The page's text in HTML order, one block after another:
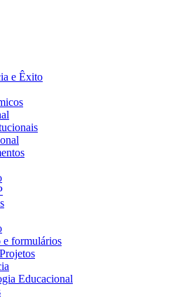
e Êxito
e formulários
Educacional